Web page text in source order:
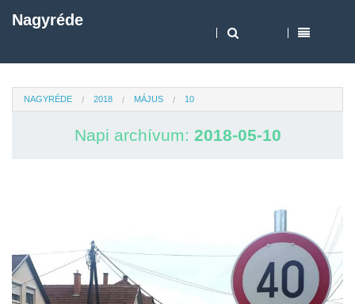
Nagyréde
NAGYRÉDE 2018 MÁJUS 10
Napi archívum: 2018-05-10